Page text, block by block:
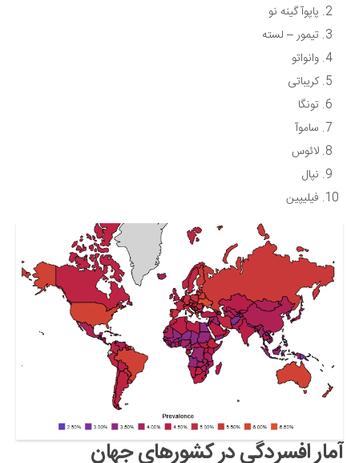
پاپوآ گینه نو
تیمور – لسته
وانواتو
کریباتی
تونگا
ساموآ
لائوس
نپال
فیلیپین
آمار افسردگی در کشورهای جهان